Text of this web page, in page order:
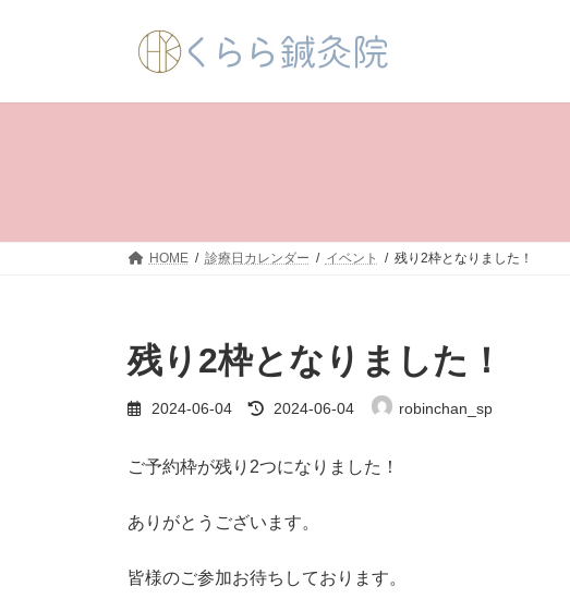
ツ
シ
HOME 診療日カレンダー イベント 残り2枠となりました！
残り2枠となりました！
2024-06-04
最
終
新
日
:
2024-06-04 robinchan_sp
ご予約枠が残り2つになりました！
ありがとうございます。
皆様のご参加お待ちしております。